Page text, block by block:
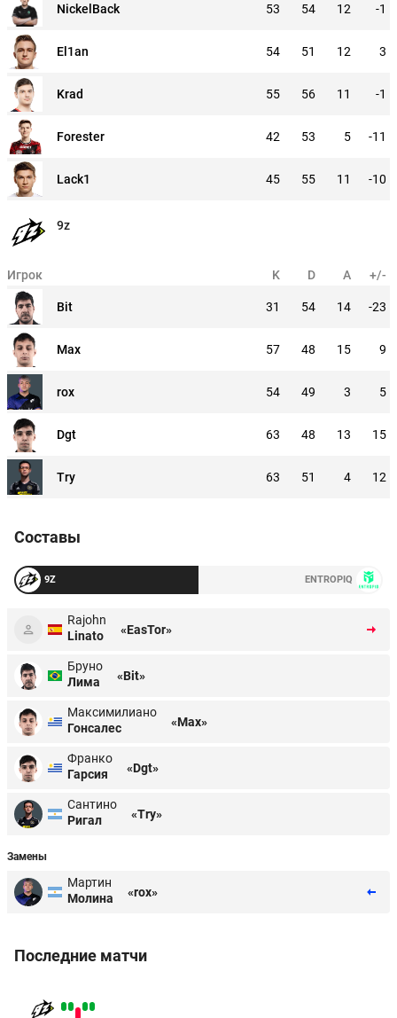
NickelBack 53 54 12 -1
El1an 54 51 12 3
Krad 55 56 11 -1
Forester 42 53 5 -11
Lack1 45 55 11 -10
9z
Игрок K D A +/-
Bit 31 54 14 -23
Max 57 48 15 9
rox 54 49 3 5
Dgt 63 48 13 15
Try 63 51 4 12
Составы
9Z ENTROPIQ
Rajohn
Linato
«EasTor»
Бруно
Лима
«Bit»
Максимилиано
Гонсалес
«Max»
Франко
Гарсия
«Dgt»
Сантино
Ригал
«Try»
Замены
Мартин
Молина
«rox»
Последние матчи